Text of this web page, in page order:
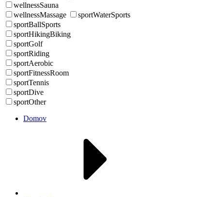
wellnessSauna
wellnessMassage
sportWaterSports
sportBallSports
sportHikingBiking
sportGolf
sportRiding
sportAerobic
sportFitnessRoom
sportTennis
sportDive
sportOther
Domov